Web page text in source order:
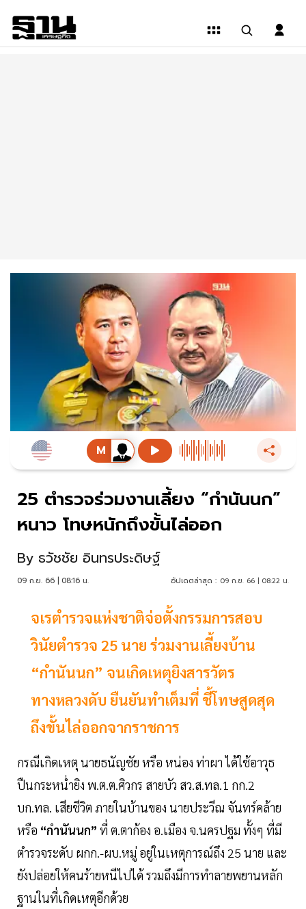
25 ตำรวจร่วมงานเลี้ยง “กำนันนก”
หนาว โทษหนักถึงขั้นไล่ออก
By ธวัชชัย อินทรประดิษฐ์
09 ก.ย. 66 | 08:16 น. อัปเดตล่าสุด : 09 ก.ย. 66 | 08:22 น.
จเรตำรวจแห่งชาติจ่อตั้งกรรมการสอบ
วินัยตำรวจ 25 นาย ร่วมงานเลี้ยงบ้าน
“กำนันนก” จนเกิดเหตุยิงสารวัตร
ทางหลวงดับ ยืนยันทำเต็มที่ ชี้โทษสูดสุด
ถึงขั้นไล่ออกจากราชการ
กรณีเกิดเหตุ นายธนัญชัย หรือ หน่อง ท่าผา ได้ใช้อาวุธ
ปืนกระหน่ำยิง พ.ต.ต.ศิวกร สายบัว สว.ส.ทล.1 กก.2
บก.ทล. เสียชีวิต ภายในบ้านของ นายประวีณ จันทร์คล้าย
หรือ “กำนันนก” ที่ ต.ตาก้อง อ.เมือง จ.นครปฐม ทั้งๆ ที่มี
ตำรวจระดับ ผกก.-ผบ.หมู่ อยู่ในเหตุการณ์ถึง 25 นาย และ
ยังปล่อยให้คนร้ายหนีไปได้ รวมถึงมีการทำลายพยานหลัก
ฐานในที่เกิดเหตุอีกด้วย